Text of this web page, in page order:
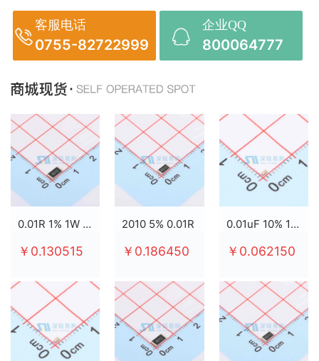
客服电话
0755-82722999
企业QQ
800064777
0.01R 1% 1W 2512
￥0.130515
2010 5% 0.01R
￥0.186450
0.01uF 10% 100V X7R 0603
￥0.062150